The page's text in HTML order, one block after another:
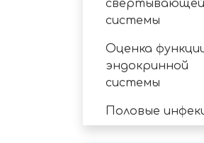
свертывающей
системы
Оценка
эндокринной
системы
Половые